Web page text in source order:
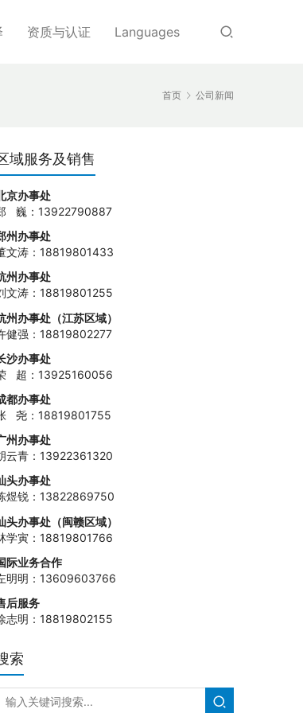
资质与认证 Languages
首页 公司新闻
域服务及销售
京办事处
巍：13922790887
州办事处
文涛：18819801433
州办事处
文涛：18819801255
州办事处（江苏区域）
健强：18819802277
沙办事处
超：13925160056
都办事处
尧：18819801755
州办事处
云青：13922361320
头办事处
煜锐：13822869750
头办事处（闽赣区域）
学寅：18819801766
际业务合作
明明：13609603766
后服务
志明：18819802155
索